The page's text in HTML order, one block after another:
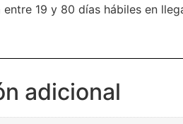
entre 19 y 80 días hábiles en
adicional